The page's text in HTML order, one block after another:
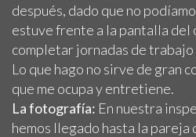
después, dado que no
estuve frente a la pantalla del
completar jornadas de
Lo que hago no sirve de gran
que me ocupa y entretiene.
La fotografía: En nuestra
hemos llegado hasta la